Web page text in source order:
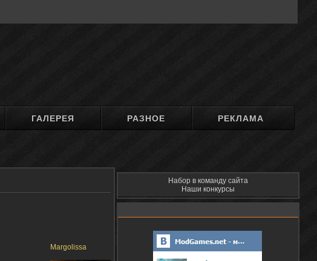
ГАЛЕРЕЯ РАЗНОЕ РЕКЛАМА
Margolissa
Набор в команду сайта
Наши конкурсы